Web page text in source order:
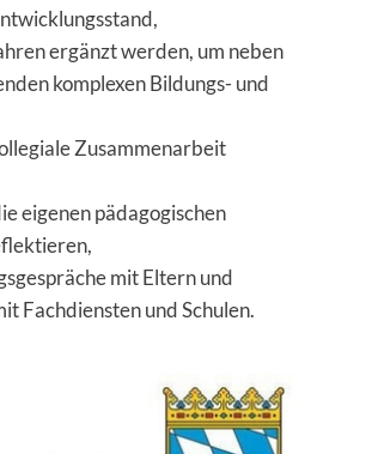
ergänzt werden, um neben
komplexen Bildungs- und
Zusammenarbeit
eigenen pädagogischen
mit Eltern und
Fachdiensten und Schulen.